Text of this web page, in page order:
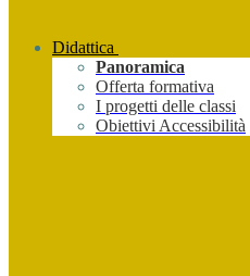
Didattica
Panoramica
Offerta formativa
I progetti delle classi
Obiettivi Accessibilità